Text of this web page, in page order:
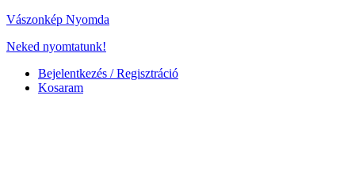
Vászonkép Nyomda
Neked nyomtatunk!
Bejelentkezés / Regisztráció
Kosaram